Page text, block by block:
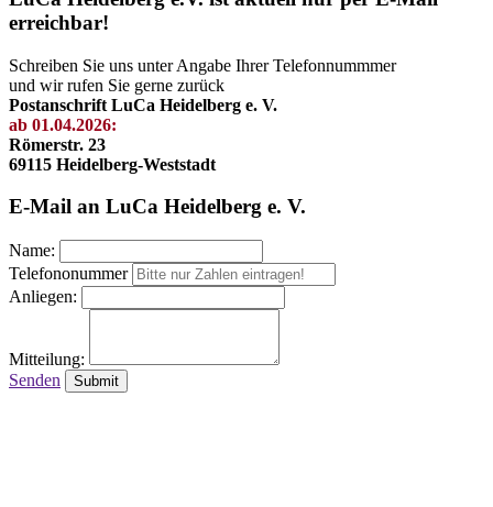
erreichbar!
Schreiben Sie uns unter Angabe Ihrer Telefonnummmer
und wir rufen Sie gerne zurück
Postanschrift LuCa Heidelberg e. V.
ab 01.04.2026:
Römerstr. 23
69115 Heidelberg-Weststadt
E-Mail an LuCa Heidelberg e. V.
Name:
Telefononummer
Anliegen:
Mitteilung:
Senden